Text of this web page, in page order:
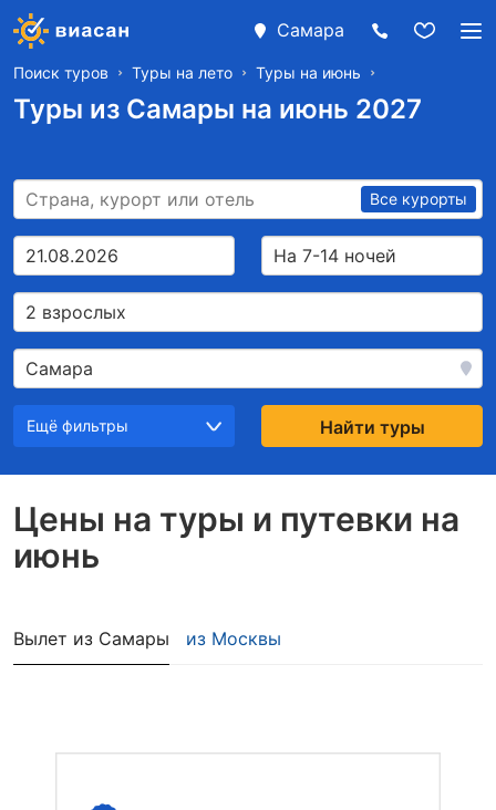
Самара
Поиск туров Туры на лето Туры на июнь
Туры из Самары на июнь 2027
Все курорты
21.08.2026 На 7-14 ночей
2 взрослых
Самара
Ещё фильтры Найти туры
Цены на туры и путевки на
июнь
Вылет из Самары из Москвы